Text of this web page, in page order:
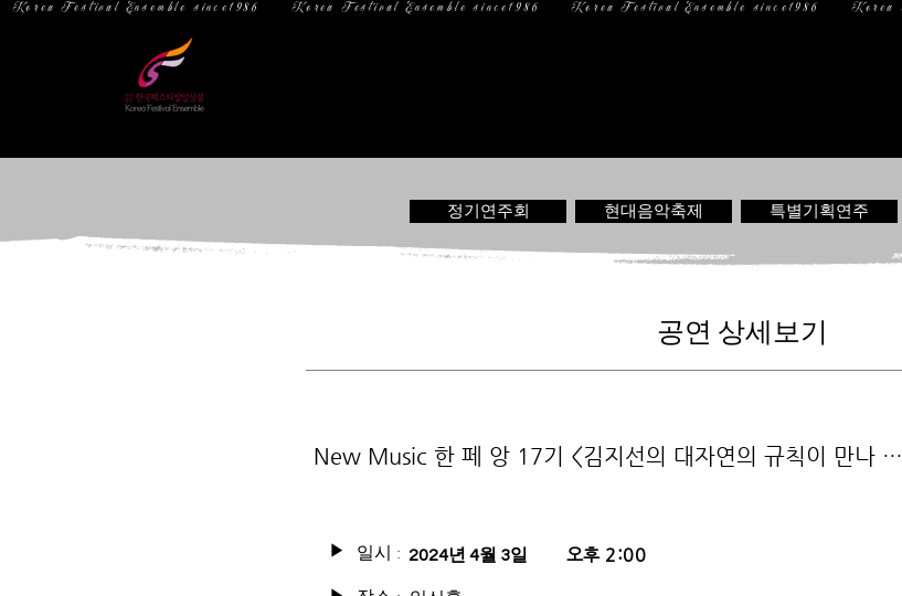
  Korea Festival Ensemble since1986
정기연주회 현대음악축제 특별기획연주
공연 상세보기
New Music 한 페 앙 17기 <김지선의 대자연의 규칙이 만나 …
오후 2:00
▶ 일시 : 2024년 4월 3일